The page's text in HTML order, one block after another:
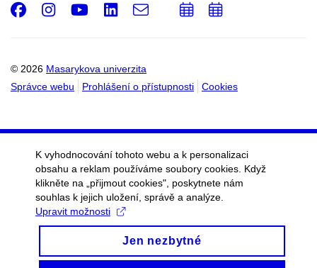
© 2026 Masarykova univerzita
Správce webu
Prohlášení o přístupnosti Cookies
Facebook
Instagram
Youtube
LinkedIn
e-
Email
PřidatPřidat
K vyhodnocování tohoto webu a k personalizaci
obsahu a reklam používáme soubory cookies. Když
klikněte na „přijmout cookies", poskytnete nám
souhlas k jejich uložení, správě a analýze.
Upravit možnosti
Jen nezbytné